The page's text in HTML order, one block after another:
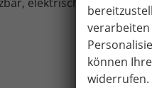
können
widerrufen.